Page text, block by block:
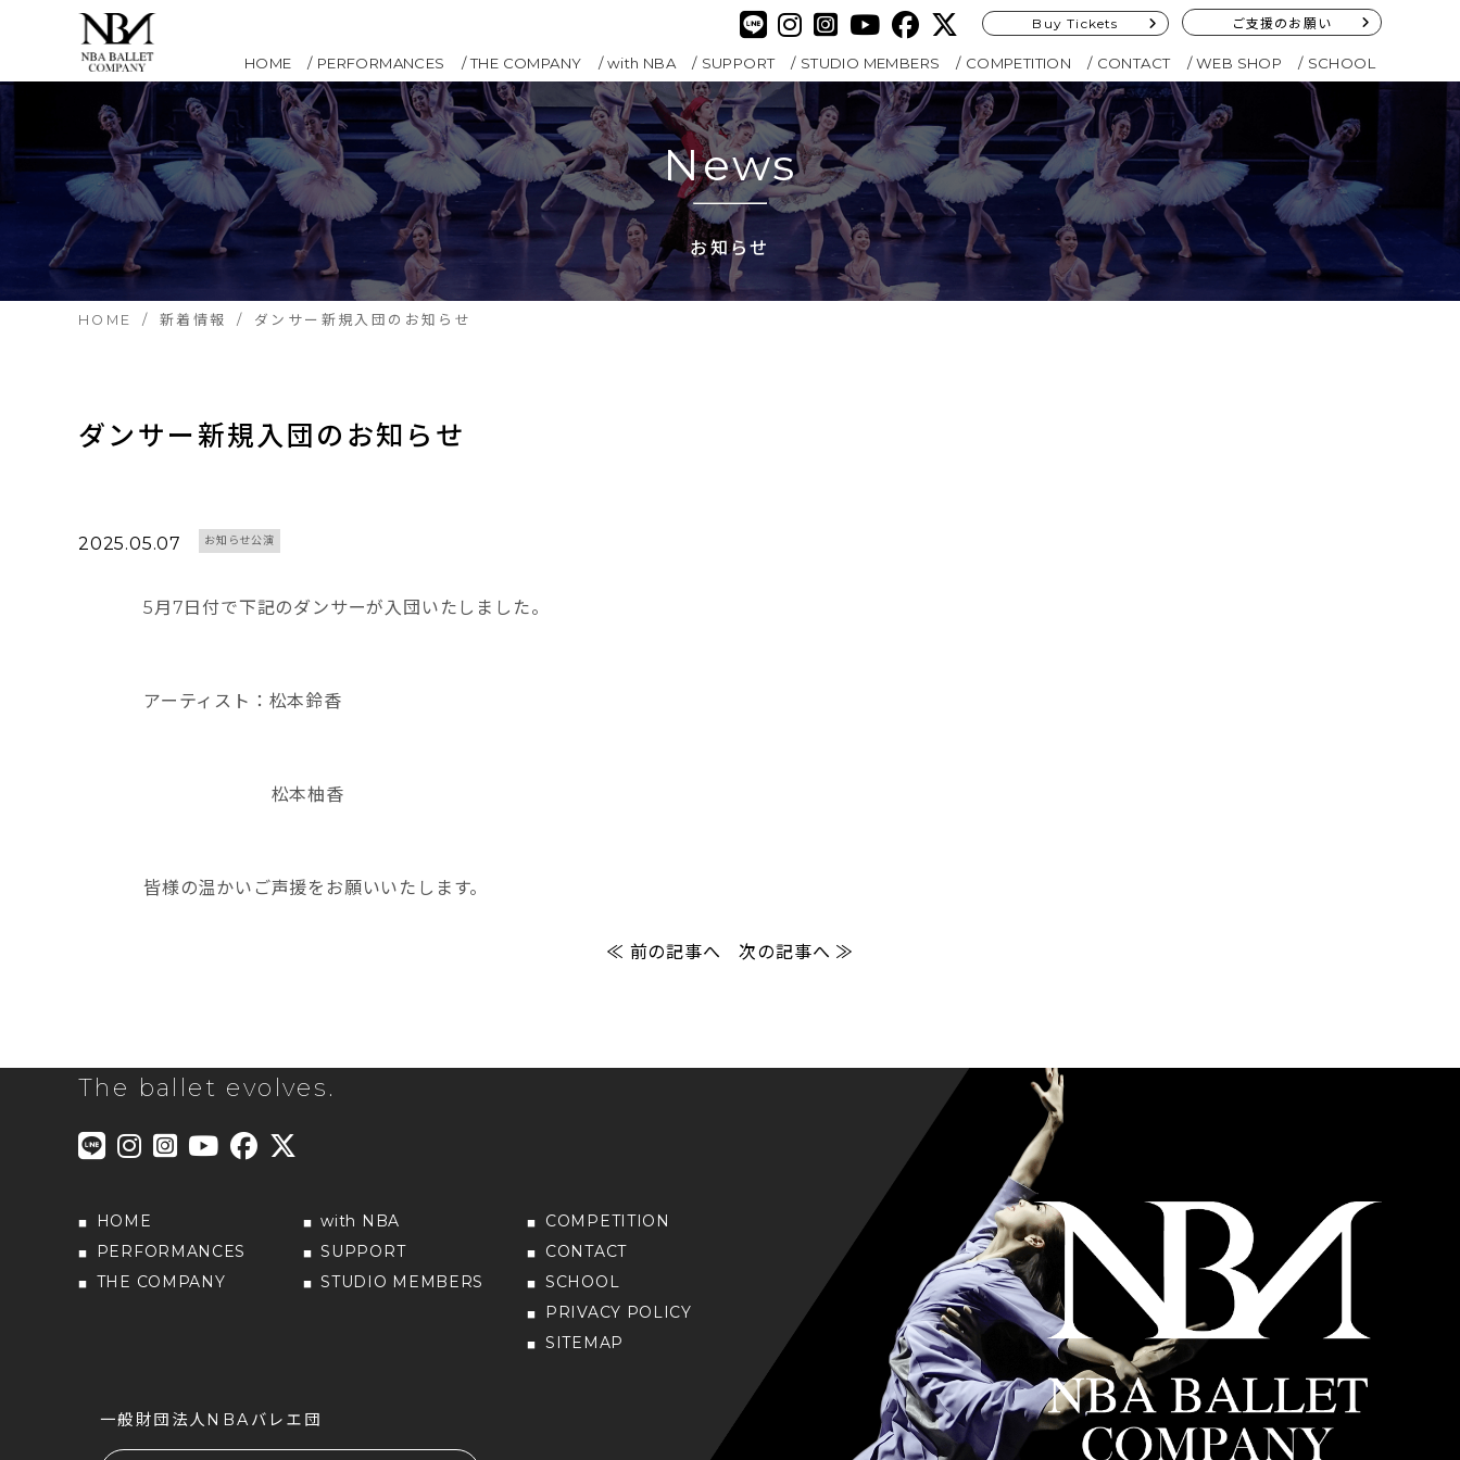
Buy Tickets ご支援のお願い
HOME PERFORMANCES THE COMPANY with NBA SUPPORT STUDIO MEMBERS COMPETITION CONTACT WEB SHOP SCHOOL
News
お知らせ
HOME 新着情報 ダンサー新規入団のお知らせ
ダンサー新規入団のお知らせ
2025.05.07 お知らせ公演
5月7日付で下記のダンサーが入団いたしました。
アーティスト：松本鈴香
松本柚香
皆様の温かいご声援をお願いいたします。
≪ 前の記事へ 次の記事へ ≫
The ballet evolves.
HOME
PERFORMANCES
THE COMPANY
with NBA
SUPPORT
STUDIO MEMBERS
COMPETITION
CONTACT
SCHOOL
PRIVACY POLICY
SITEMAP
一般財団法人NBAバレエ団